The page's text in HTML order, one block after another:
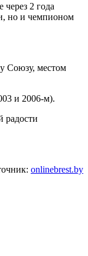
2 года
но и чемпионом
Союзу, местом
и 2006-м).
радости
onlinebrest.by